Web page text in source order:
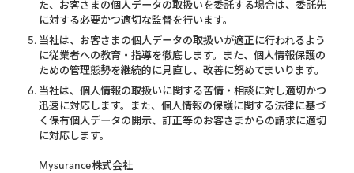
た、お客さまの個人データの取扱いを委託する場合は、委託先
に対する必要かつ適切な監督を行います。
当社は、お客さまの個人データの取扱いが適正に行われるよう
に従業者への教育・指導を徹底します。また、個人情報保護の
ための管理態勢を継続的に見直し、改善に努めてまいります。
当社は、個人情報の取扱いに関する苦情・相談に対し適切かつ
迅速に対応します。また、個人情報の保護に関する法律に基づ
く保有個人データの開示、訂正等のお客さまからの請求に適切
に対応します。
Mysurance株式会社